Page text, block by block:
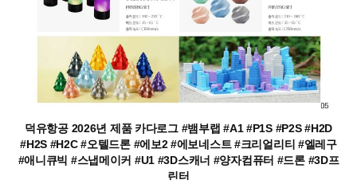
덕유항공 2026년 제품 카다로그 #뱀부랩 #A1 #P1S #P2S #H2D
#H2S #H2C #오텔드론 #에보2 #에보네스트 #크리얼리티 #엘레구
#애니큐빅 #스냅메이커 #U1 #3D스캐너 #양자컴퓨터 #드론 #3D프
린터